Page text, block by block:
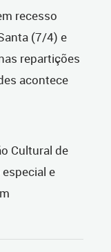
recesso
(7/4) e
repartições
acontece
Cultural de
e